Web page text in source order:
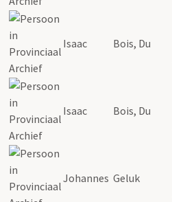
Isaac Bois, Du
Isaac Bois, Du
Johannes Geluk